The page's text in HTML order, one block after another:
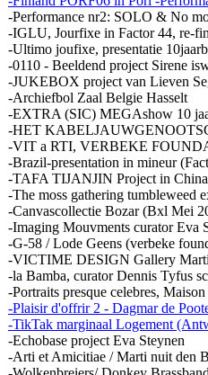
-Performance nr2: SOLO & No
-IGLU, Jourfixe in Factor 44, re-
-Ultimo joufixe, presentatie
-0110 - Beeldend project Sirene
-JUKEBOX project van Lieven
-Archiefbol Zaal Belgie Hasselt
-EXTRA (SIC) MEGAshow 10
-HET
-VIT a RTI, VERBEKE
-Brazil-presentation in mineur
-TAFA TIJANJIN Project in
-The moss gathering tumbleweed
-Canvascollectie Bozar (Bxl Mei
-Imaging Mouvments curator Eva
-G-58 / Lode Geens (verbeke
-VICTIME DESIGN Gallery
-la Bamba, curator Dennis Tyfus
-Portraits presque celebres,
-Plaisir d'offrir 2 - Dagmar de
-TikTak marginaal Logement
-Echobase project Eva Steynen
-Arti et Amicitiae / Marti nuit den